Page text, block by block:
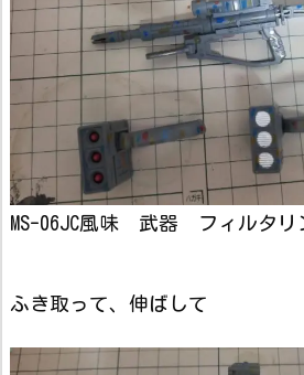
MS-06JC風味 武器 フィルタリ
ふき取って、伸ばして